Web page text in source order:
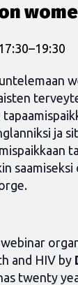
–19:30
ja
and HIV by
twenty